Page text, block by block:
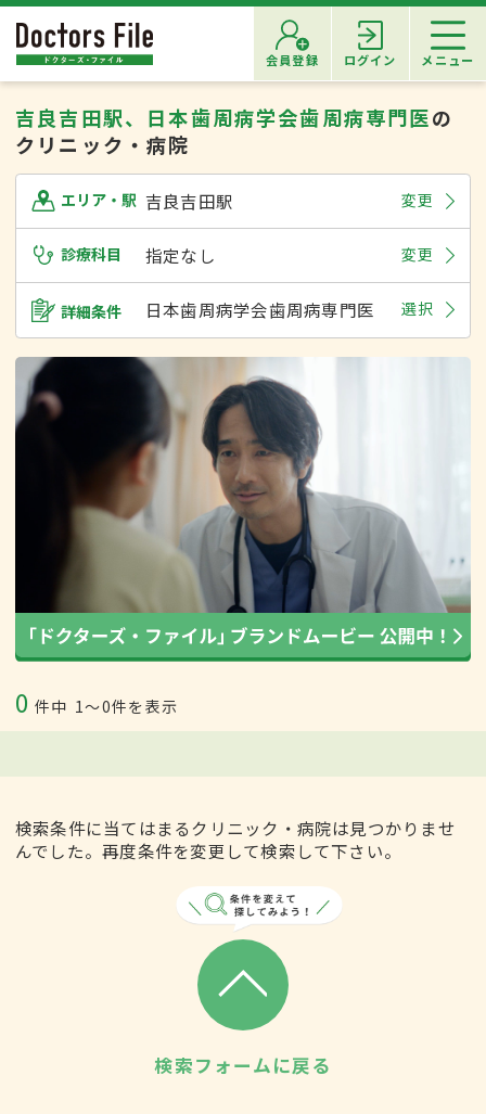
会員登録 ログイン メニュー
吉良吉田駅、日本歯周病学会歯周病専門医の
クリニック・病院
エリア・駅 吉良吉田駅 変更
診療科目 指定なし 変更
詳細条件 日本歯周病学会歯周病専門医 選択
0 件中 1〜0件を表示
検索条件に当てはまるクリニック・病院は見つかりませ
んでした。再度条件を変更して検索して下さい。
検索フォームに戻る